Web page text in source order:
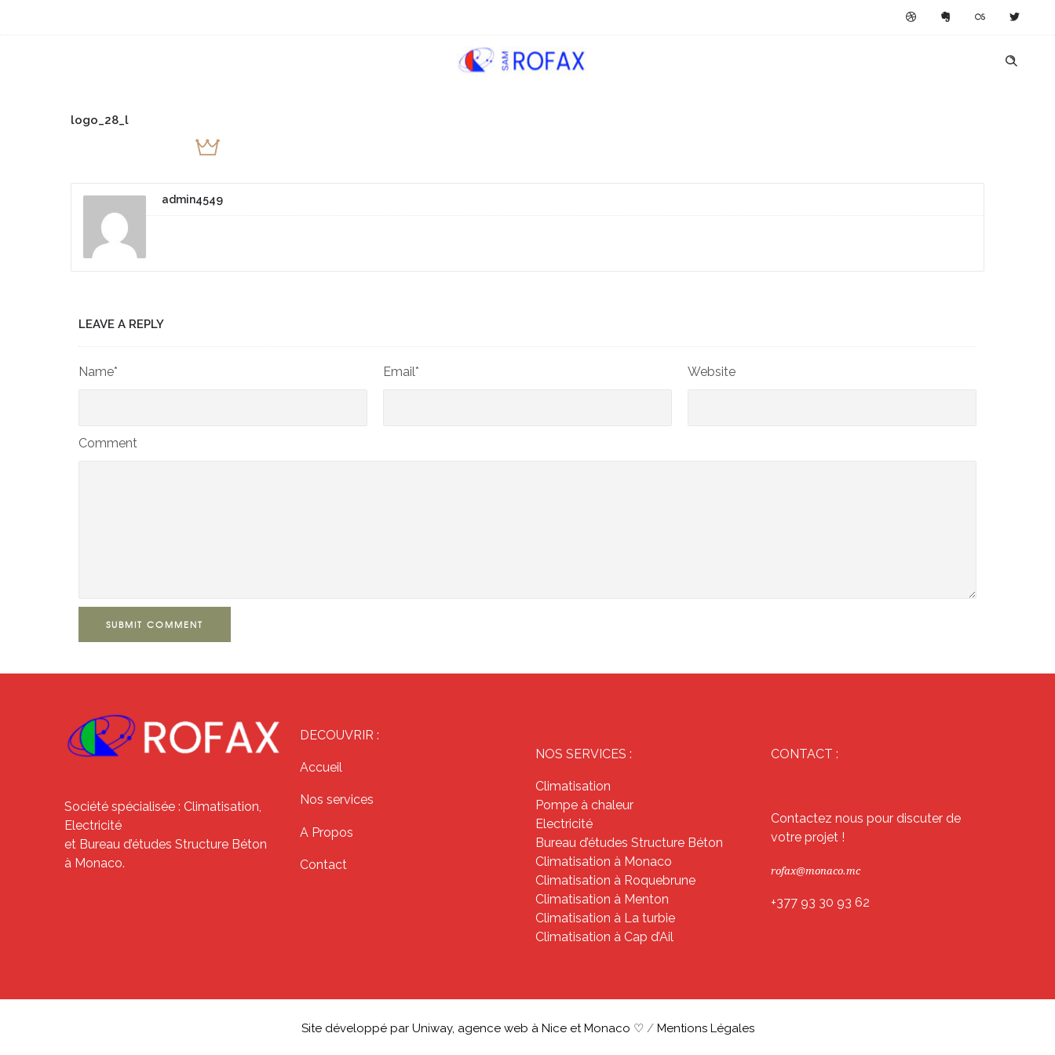
logo_28_l
admin4549
LEAVE A REPLY
Name* Email* Website
Comment
SUBMIT COMMENT
Société spécialisée : Climatisation,
Electricité
et Bureau d’études Structure Béton
à Monaco.
DECOUVRIR :
Accueil
Nos services
A Propos
Contact
NOS SERVICES :
Climatisation
Pompe à chaleur
Electricité
Bureau d’études Structure Béton
Climatisation à Monaco
Climatisation à Roquebrune
Climatisation à Menton
Climatisation à La turbie
Climatisation à Cap d’Ail
CONTACT :
Contactez nous pour discuter de
votre projet !
rofax@monaco.mc
+377 93 30 93 62
Site développé par Uniway, agence web à Nice et Monaco ♡ / Mentions Légales